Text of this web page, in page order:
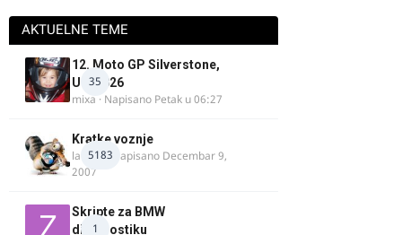
AKTUELNE TEME
35
12. Moto GP Silverstone,
UK, 2026
mixa · Napisano Petak u 06:27
5183
Kratke voznje
lalajko· Napisano Decembar 9,
2007
1
Skripte za BMW
dijagnostiku